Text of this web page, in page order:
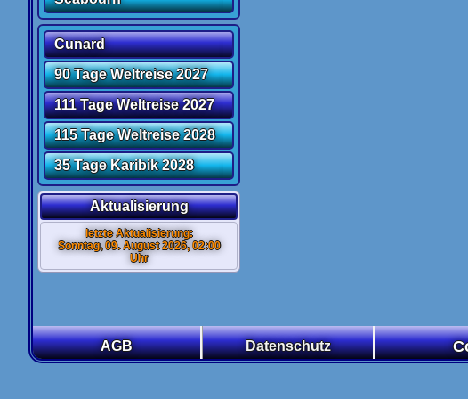
Cunard
90 Tage Weltreise 2027
111 Tage Weltreise 2027
115 Tage Weltreise 2028
35 Tage Karibik 2028
Aktualisierung
letzte Aktualisierung:
Sonntag, 09. August 2026, 02:00
Uhr
AGB Datenschutz